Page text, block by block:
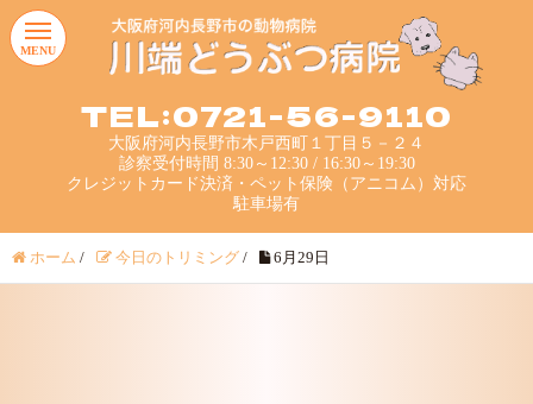
TEL:0721-56-9110
大阪府河内長野市木戸西町１丁目５－２４
診察受付時間 8:30～12:30 / 16:30～19:30
クレジットカード決済・ペット保険（アニコム）対応
駐車場有
MENU
ホーム / 今日のトリミング / 6月29日